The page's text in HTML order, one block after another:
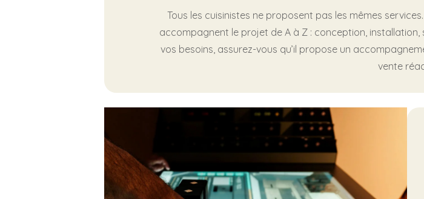
Tous les cuisinistes ne proposent pas les mêmes
accompagnent le projet de A à Z : conception, installation,
vos besoins, assurez-vous qu’il propose un
vente